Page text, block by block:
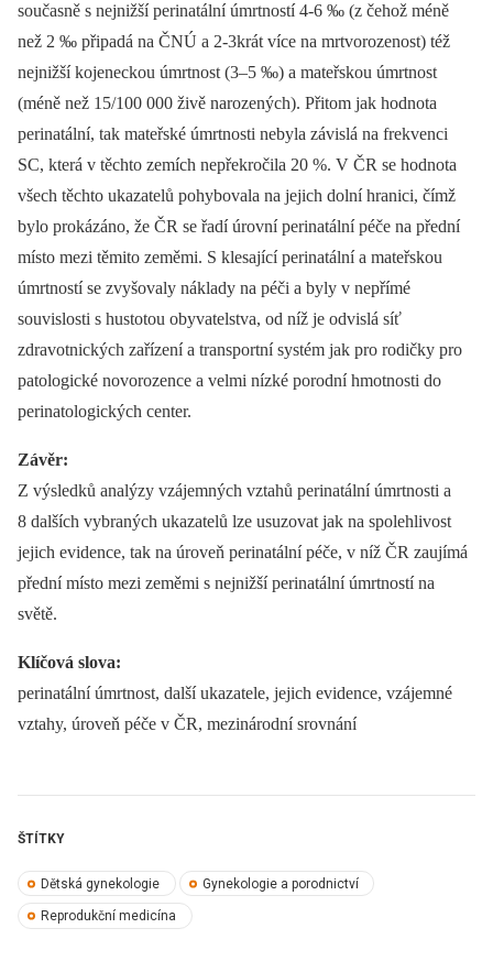
současně s nejnižší perinatální úmrtností 4-6 ‰ (z čehož méně
než 2 ‰ připadá na ČNÚ a 2-3krát více na mrtvorozenost) též
nejnižší kojeneckou úmrtnost (3–5 ‰) a mateřskou úmrtnost
(méně než 15/100 000 živě narozených). Přitom jak hodnota
perinatální, tak mateřské úmrtnosti nebyla závislá na frekvenci
SC, která v těchto zemích nepřekročila 20 %. V ČR se hodnota
všech těchto ukazatelů pohybovala na jejich dolní hranici, čímž
bylo prokázáno, že ČR se řadí úrovní perinatální péče na přední
místo mezi těmito zeměmi. S klesající perinatální a mateřskou
úmrtností se zvyšovaly náklady na péči a byly v nepřímé
souvislosti s hustotou obyvatelstva, od níž je odvislá síť
zdravotnických zařízení a transportní systém jak pro rodičky pro
patologické novorozence a velmi nízké porodní hmotnosti do
perinatologických center.
Závěr:
Z výsledků analýzy vzájemných vztahů perinatální úmrtnosti a
8 dalších vybraných ukazatelů lze usuzovat jak na spolehlivost
jejich evidence, tak na úroveň perinatální péče, v níž ČR zaujímá
přední místo mezi zeměmi s nejnižší perinatální úmrtností na
světě.
Klíčová slova:
perinatální úmrtnost, další ukazatele, jejich evidence, vzájemné
vztahy, úroveň péče v ČR, mezinárodní srovnání
ŠTÍTKY
Dětská gynekologie Gynekologie a porodnictví
Reprodukční medicína